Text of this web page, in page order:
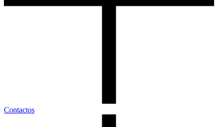
Contactos